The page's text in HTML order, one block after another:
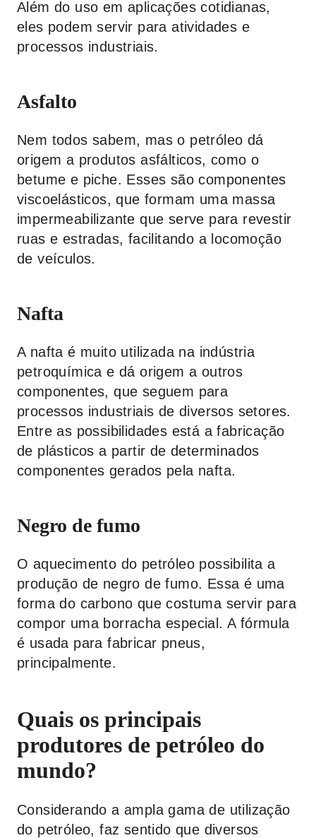
Além do uso em aplicações cotidianas,
eles podem servir para atividades e
processos industriais.
Asfalto
Nem todos sabem, mas o petróleo dá
origem a produtos asfálticos, como o
betume e piche. Esses são componentes
viscoelásticos, que formam uma massa
impermeabilizante que serve para revestir
ruas e estradas, facilitando a locomoção
de veículos.
Nafta
A nafta é muito utilizada na indústria
petroquímica e dá origem a outros
componentes, que seguem para
processos industriais de diversos setores.
Entre as possibilidades está a fabricação
de plásticos a partir de determinados
componentes gerados pela nafta.
Negro de fumo
O aquecimento do petróleo possibilita a
produção de negro de fumo. Essa é uma
forma do carbono que costuma servir para
compor uma borracha especial. A fórmula
é usada para fabricar pneus,
principalmente.
Quais os principais
produtores de petróleo do
mundo?
Considerando a ampla gama de utilização
do petróleo, faz sentido que diversos